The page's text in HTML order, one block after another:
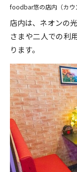
foodbar悠の店内（カウ
店内は、ネオンの
さまや二人での利
ります。